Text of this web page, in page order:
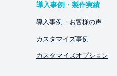
導入事例・製作実績
導入事例・お客様の声
カスタマイズ事例
カスタマイズオプション